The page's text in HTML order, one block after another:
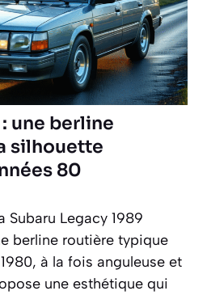
une berline
silhouette
80
Subaru Legacy 1989
berline routière typique
à la fois anguleuse et
une esthétique qui